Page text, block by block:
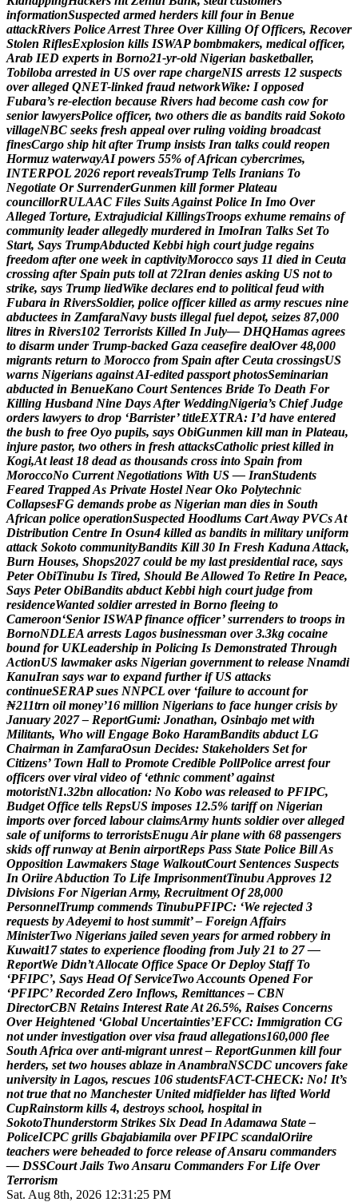
informationSuspected armed herders kill four in Benue
attackRivers PoliceArrest Three Over Killing Of Officers, Recover
Stolen RiflesExplosion kills ISWAP bombmakers, medical officer,
Arab IED experts in Borno21-yr-old Nigerian basketballer,
Tobiloba arrested in US over rape chargeNIS arrests 12 suspects
over alleged QNET-linked fraud networkWike: I opposed
Fubara’s re-election because Rivers had become cash cow for
senior lawyersPolice officer, two others die as bandits raid Sokoto
villageNBC seeks fresh appeal over ruling voiding broadcast
finesCargo ship hit after Trump insists Iran talks could reopen
Hormuz waterwayAI powers 55% ofAfrican cybercrimes,
INTERPOL 2026 report revealsTrump Tells Iranians To
Negotiate Or SurrenderGunmen kill former Plateau
councillorRULAAC Files SuitsAgainst Police In Imo Over
Alleged Torture, Extrajudicial KillingsTroops exhume remains of
community leader allegedly murdered in ImoIran Talks Set To
Start, Says TrumpAbducted Kebbi high court judge regains
freedom after one week in captivityMorocco says 11 died in Ceuta
crossing after Spain puts toll at 72Iran denies asking US not to
strike, says Trump liedWike declares end to political feud with
Fubara in RiversSoldier, police officer killed as army rescues nine
abductees in ZamfaraNavy busts illegal fuel depot, seizes 87,000
litres in Rivers102 Terrorists Killed In July— DHQHamas agrees
to disarm under Trump-backed Gaza ceasefire dealOver 48,000
migrants return to Morocco from Spain after Ceuta crossingsUS
warns Nigerians againstAI-edited passport photosSeminarian
abducted in BenueKano Court Sentences Bride To Death For
Killing Husband Nine DaysAfter WeddingNigeria’s Chief Judge
orders lawyers to drop ‘Barrister’ titleEXTRA: I’d have entered
the bush to free Oyo pupils, says ObiGunmen kill man in Plateau,
injure pastor, two others in fresh attacksCatholic priest killed in
Kogi,At least 18 dead as thousands cross into Spain from
MoroccoNo Current Negotiations With US — IranStudents
Feared TrappedAs Private Hostel Near Oko Polytechnic
CollapsesFG demands probe as Nigerian man dies in South
African police operationSuspected Hoodlums CartAway PVCsAt
Distribution Centre In Osun4 killed as bandits in military uniform
attack Sokoto communityBandits Kill 30 In Fresh KadunaAttack,
Burn Houses, Shops2027 could be my last presidential race, says
Peter ObiTinubu Is Tired, Should BeAllowed To Retire In Peace,
Says Peter ObiBandits abduct Kebbi high court judge from
residenceWanted soldier arrested in Borno fleeing to
Cameroon‘Senior ISWAP finance officer’ surrenders to troops in
BornoNDLEA arrests Lagos businessman over 3.3kg cocaine
bound for UKLeadership in Policing Is Demonstrated Through
ActionUS lawmaker asks Nigerian government to release Nnamdi
KanuIran says war to expand further if US attacks
continueSERAP sues NNPCL over ‘failure to account for
₦211trn oil money’16 million Nigerians to face hunger crisis by
January 2027 – ReportGumi: Jonathan, Osinbajo met with
Militants, Who will Engage Boko HaramBandits abduct LG
Chairman in ZamfaraOsun Decides: Stakeholders Set for
Citizens’ Town Hall to Promote Credible PollPolice arrest four
officers over viral video of ‘ethnic comment’ against
motoristN1.32bn allocation: No Kobo was released to PFIPC,
Budget Office tells RepsUS imposes 12.5% tariff on Nigerian
imports over forced labour claimsArmy hunts soldier over alleged
sale of uniforms to terroristsEnuguAir plane with 68 passengers
skids off runway at Benin airportReps Pass State Police BillAs
Opposition Lawmakers Stage WalkoutCourt Sentences Suspects
In OriireAbduction To Life ImprisonmentTinubuApproves 12
Divisions For Nigerian Army, Recruitment Of 28,000
PersonnelTrump commends TinubuPFIPC: ‘We rejected 3
requests byAdeyemi to host summit’ – Foreign Affairs
MinisterTwo Nigerians jailed seven years for armed robbery in
Kuwait17 states to experience flooding from July 21 to 27 —
ReportWe Didn’tAllocate Office Space Or Deploy Staff To
‘PFIPC’, Says Head Of ServiceTwoAccounts Opened For
‘PFIPC’ Recorded Zero Inflows, Remittances – CBN
DirectorCBN Retains Interest RateAt 26.5%, Raises Concerns
Over Heightened ‘Global Uncertainties’EFCC: Immigration CG
not under investigation over visa fraud allegations160,000 flee
South Africa over anti-migrant unrest – ReportGunmen kill four
herders, set two houses ablaze in AnambraNSCDC uncovers fake
university in Lagos, rescues 106 studentsFACT-CHECK: No! It’s
not true that no Manchester United midfielder has lifted World
CupRainstorm kills 4, destroys school, hospital in
SokotoThunderstorm Strikes Six Dead In Adamawa State –
PoliceICPC grills Gbajabiamila over PFIPC scandalOriire
teachers were beheaded to force release ofAnsaru commanders
— DSSCourt Jails TwoAnsaru Commanders For Life Over
Terrorism
Sat. Aug 8th, 2026 12:31:25 PM